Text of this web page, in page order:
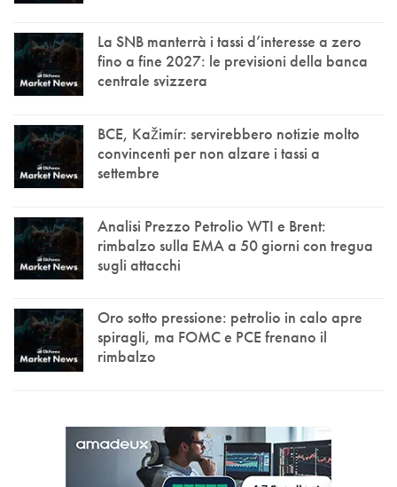
La SNB manterrà i tassi d’interesse a zero
fino a fine 2027: le previsioni della banca
centrale svizzera
BCE, Kažimír: servirebbero notizie molto
convincenti per non alzare i tassi a
settembre
Analisi Prezzo Petrolio WTI e Brent:
rimbalzo sulla EMA a 50 giorni con tregua
sugli attacchi
Oro sotto pressione: petrolio in calo apre
spiragli, ma FOMC e PCE frenano il
rimbalzo